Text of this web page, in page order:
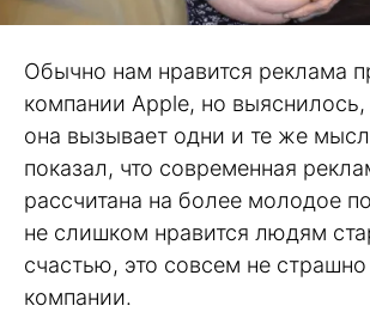
Обычно нам нравится реклама
компании Apple, но выяснилось,
она вызывает одни и те же
показал, что современная
рассчитана на более молодое
не слишком нравится людям
счастью, это совсем не
компании.